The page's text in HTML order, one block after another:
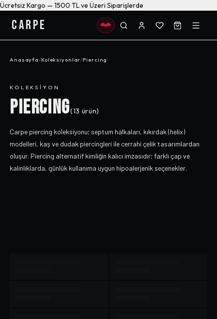
Ücretsiz Kargo — 1500 TL ve Üzeri Siparişlerde
CARPE
Anasayfa/Koleksiyonlar/Piercing
KOLEKSIYON
PIERCING(13 ürün)
Carpe piercing koleksiyonu; septum halkaları, kıkırdak (helix)
modelleri, kaş ve dudak piercingleri ile cerrahi çelik tasarımlardan
oluşur. Piercing alternatif kimliğin kalıcı imzasıdır; farklı çap ve
kalınlıklarda, günlük kullanıma uygun hipoalerjenik seçenekler.